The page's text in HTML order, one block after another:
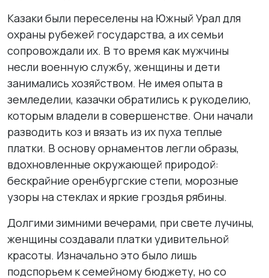
Казаки были переселены на Южный Урал для
охраны рубежей государства, а их семьи
сопровождали их. В то время как мужчины
несли военную службу, женщины и дети
занимались хозяйством. Не имея опыта в
земледелии, казачки обратились к рукоделию,
которым владели в совершенстве. Они начали
разводить коз и вязать из их пуха теплые
платки. В основу орнаментов легли образы,
вдохновленные окружающей природой:
бескрайние оренбургские степи, морозные
узоры на стеклах и яркие гроздья рябины.
Долгими зимними вечерами, при свете лучины,
женщины создавали платки удивительной
красоты. Изначально это было лишь
подспорьем к семейному бюджету, но со